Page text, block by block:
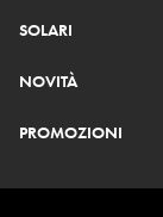
SOLARI
NOVITÀ
PROMOZIONI